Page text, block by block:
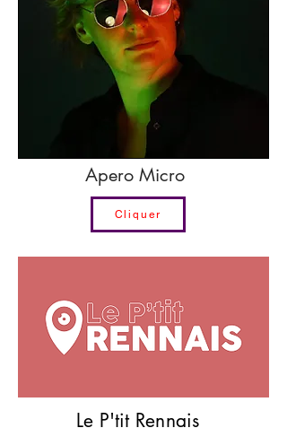
Apero Micro
Cliquer
Le P'tit Rennais